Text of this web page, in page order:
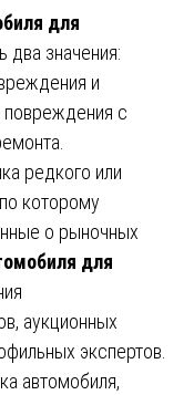
для
значения:
и
повреждения с
редкого или
которому
о рыночных
для
аукционных
экспертов.
автомобиля,